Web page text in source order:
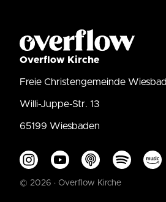
Overflow Kirche
Freie Christengemeinde
Willi-Juppe-Str. 13
65199 Wiesbaden
© 2026 · Overflow Kirche